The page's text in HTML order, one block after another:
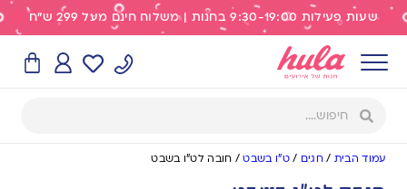
שעות פעילות 9:30-19:00 בחנות | משלוח חינם מעל 299 ש"ח
עמוד הבית /חגים /ט"ו בשבט/ חובה לט"ו בשבט